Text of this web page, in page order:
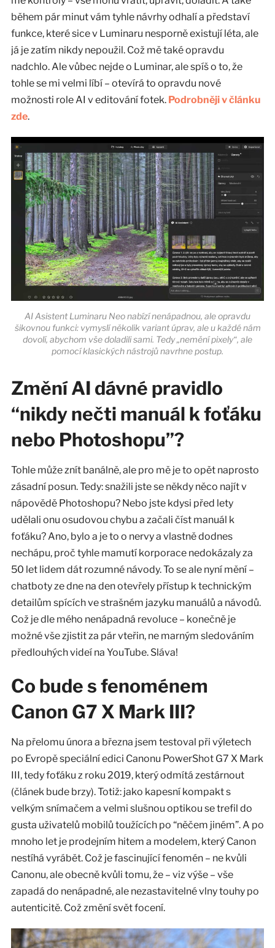
během pár minut vám tyhle návrhy odhalí a představí
funkce, které sice v Luminaru nesporně existují léta, ale
já je zatím nikdy nepoužil. Což mě také opravdu
nadchlo. Ale vůbec nejde o Luminar, ale spíš o to, že
tohle se mi velmi líbí – otevírá to opravdu nové
možnosti role AI v editování fotek. Podrobněji v článku
zde.
AI Asistent Luminaru Neo nabízí nenápadnou, ale opravdu
šikovnou funkci: vymyslí několik variant úprav, ale u každé nám
dovolí, abychom vše doladili sami. Tedy „nemění pixely“, ale
pomocí klasických nástrojů navrhne postup.
Změní AI dávné pravidlo
“nikdy nečti manuál k foťáku
nebo Photoshopu”?
Tohle může znít banálně, ale pro mě je to opět naprosto
zásadní posun. Tedy: snažili jste se někdy něco najít v
nápovědě Photoshopu? Nebo jste kdysi před lety
udělali onu osudovou chybu a začali číst manuál k
foťáku? Ano, bylo a je to o nervy a vlastně dodnes
nechápu, proč tyhle mamutí korporace nedokázaly za
50 let lidem dát rozumné návody. To se ale nyní mění –
chatboty ze dne na den otevřely přístup k technickým
detailům spících ve strašném jazyku manuálů a návodů.
Což je dle mého nenápadná revoluce – konečně je
možné vše zjistit za pár vteřin, ne marným sledováním
předlouhých videí na YouTube. Sláva!
Co bude s fenoménem
Canon G7 X Mark III?
Na přelomu února a března jsem testoval při výletech
po Evropě speciální edici Canonu PowerShot G7 X Mark
III, tedy foťáku z roku 2019, který odmítá zestárnout
(článek bude brzy). Totiž: jako kapesní kompakt s
velkým snímačem a velmi slušnou optikou se trefil do
gusta uživatelů mobilů toužících po “něčem jiném”. A po
mnoho let je prodejním hitem a modelem, který Canon
nestíhá vyrábět. Což je fascinující fenomén – ne kvůli
Canonu, ale obecně kvůli tomu, že – viz výše – vše
zapadá do nenápadné, ale nezastavitelné vlny touhy po
autenticitě. Což změní svět focení.